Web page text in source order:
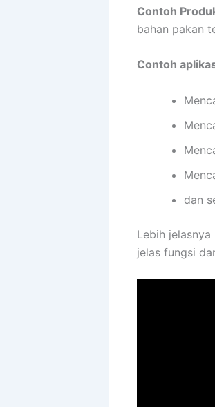
Contoh
bahan pakan
Contoh
dan
Lebih
jelas fungsi